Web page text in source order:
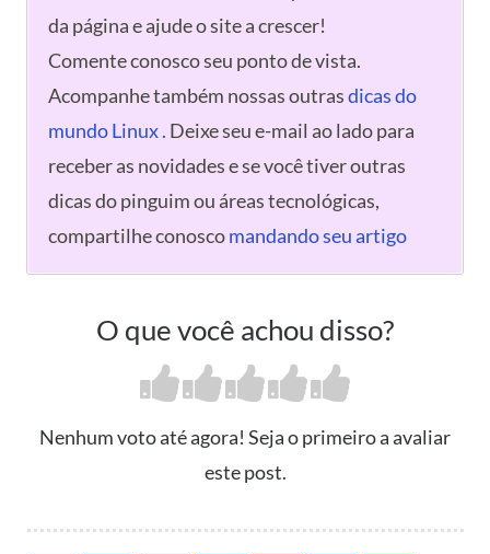
da página e ajude o site a crescer!
Comente conosco seu ponto de vista.
Acompanhe também nossas outrasdicas do
mundo Linux . Deixe seu e-mail ao lado para
receber as novidades e se você tiver outras
dicas do pinguim ou áreas tecnológicas,
compartilhe conoscomandando seu artigo
O que você achou disso?
Nenhum voto até agora! Seja o primeiro a avaliar
este post.